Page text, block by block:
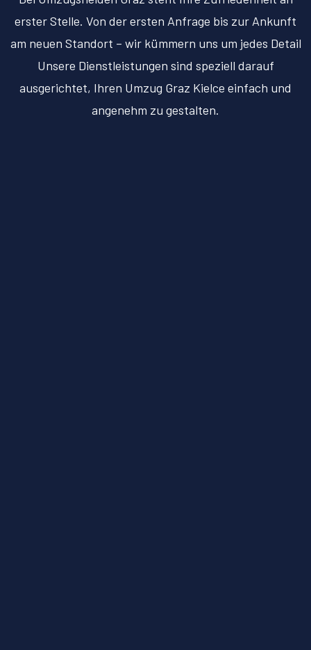
erster Stelle. Von der ersten Anfrage bis zur Ankunft
am neuen Standort – wir kümmern uns um jedes Detail
Unsere Dienstleistungen sind speziell darauf
ausgerichtet, Ihren Umzug Graz Kielce einfach und
angenehm zu gestalten.